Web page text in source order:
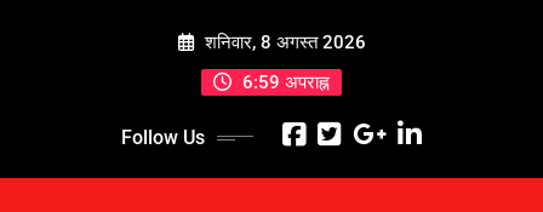
शनिवार, 8 अगस्त 2026
6:59 अपराह्न
Follow Us